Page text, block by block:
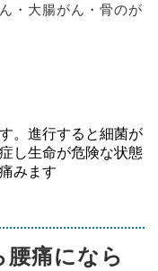
・大腸がん・骨のが
。進行すると細菌が
し生命が危険な状態
みます
腰痛になら